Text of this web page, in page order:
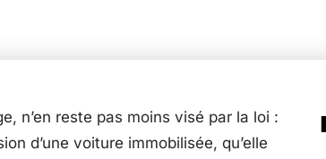
n’en reste pas moins visé par la loi :
d’une voiture immobilisée, qu’elle